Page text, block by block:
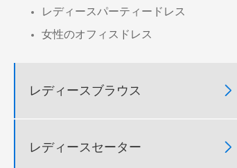
レディースパーティードレス
女性のオフィスドレス
レディースブラウス 
レディースセーター 